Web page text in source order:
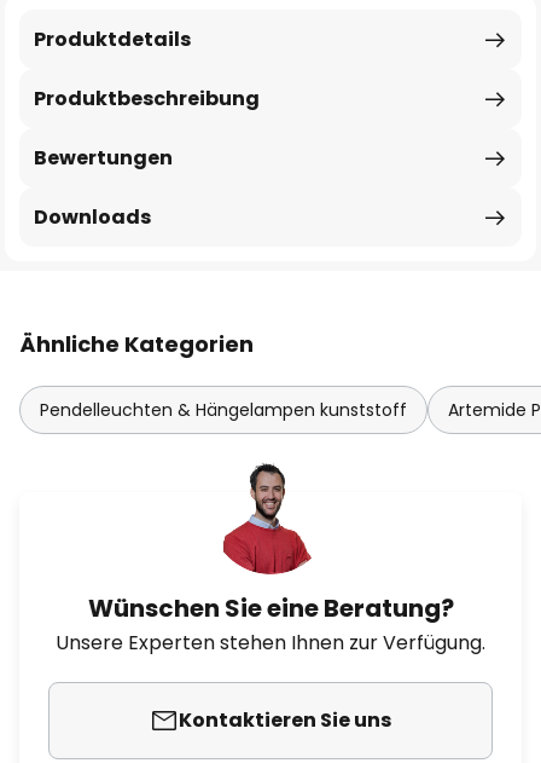
Produktbeschreibung
Produktdetails
Bewertungen
Downloads
Ähnliche Kategorien
Pendelleuchten & Hängelampen kunststoff Artemide
Wünschen Sie eine Beratung?
Unsere Experten stehen Ihnen zur Verfügung.
Kontaktieren Sie uns